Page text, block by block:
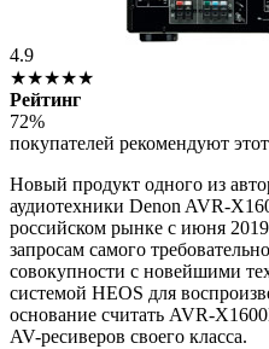
4.9
★★★★★
Рейтинг
72%
покупателей рекомендуют
Новый продукт одного из
аудиотехники Denon AVR-
российском рынке с июня
запросам самого
совокупности с новейшими
системой HEOS для
основание считать AVR-
AV-ресиверов своего класса.